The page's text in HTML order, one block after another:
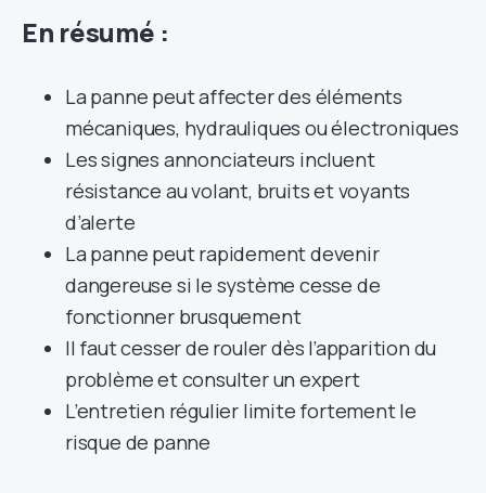
En résumé :
La panne peut affecter des éléments
mécaniques, hydrauliques ou électroniques
Les signes annonciateurs incluent
résistance au volant, bruits et voyants
d’alerte
La panne peut rapidement devenir
dangereuse si le système cesse de
fonctionner brusquement
Il faut cesser de rouler dès l’apparition du
problème et consulter un expert
L’entretien régulier limite fortement le
risque de panne